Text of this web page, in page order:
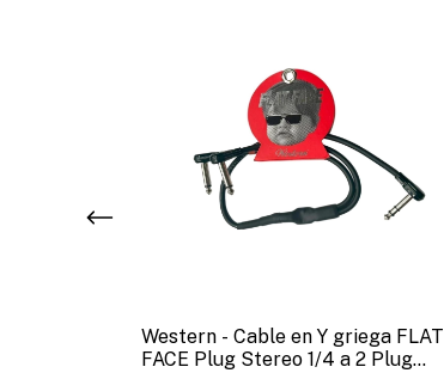
Western - Cable en Y griega FLAT
FACE Plug Stereo 1/4 a 2 Plug